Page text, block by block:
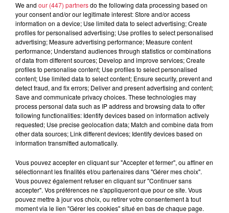
Lieu bennwihr
Organisateur
C R
0633043076
martial.turlan@calixo.net
Tarif Gratuit
La 28e édition du marché aux puces organisé par le club de
football local aura lieu dimanche 15 septembre dans les
rues du lotissement ainsi qu'autour de la salle polyvalente et
We and our (447) partnersdo the following data processing based on
your consent and/or our legitimate interest: Store and/or access
information on a device; Use limited data to select advertising; Create
profiles for personalised advertising; Use profiles to select personalised
advertising; Measure advertising performance; Measure content
performance; Understand audiences through statistics or combinations
of data from different sources; Develop and improve services; Create
profiles to personalise content; Use profiles to select personalised
content; Use limited data to select content; Ensure security, prevent and
detect fraud, and fix errors; Deliver and present advertising and content;
Save and communicate privacy choices. These technologies may
process personal data such as IP address and browsing data to offer
following functionalities: Identify devices based on information actively
requested; Use precise geolocation data; Match and combine data from
other data sources; Link different devices; Identify devices based on
information transmitted automatically.
Vous pouvez accepter en cliquant sur "Accepter et fermer", ou affiner en
sélectionnant les finalités et/ou partenaires dans "Gérer mes choix".
Vous pouvez également refuser en cliquant sur "Continuer sans
accepter". Vos préférences ne s'appliqueront que pour ce site. Vous
pouvez mettre à jour vos choix, ou retirer votre consentement à tout
moment via le lien "Gérer les cookies" situé en bas de chaque page.